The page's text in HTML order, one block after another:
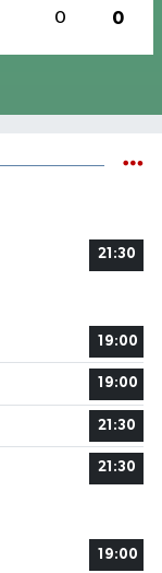
0 0
21:30
19:00
19:00
21:30
21:30
19:00